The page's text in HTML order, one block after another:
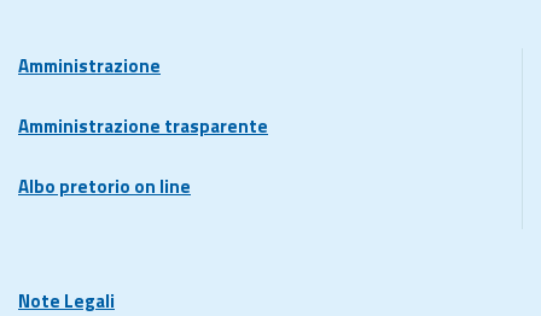
Amministrazione
Amministrazione trasparente
Albo pretorio on line
Note Legali